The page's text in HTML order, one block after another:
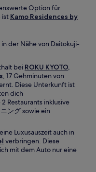
Option für
ist Kamo Residences by
der Nähe von Daitokuji-
bei ROKU KYOTO,
, 17 Gehminuten von
Diese Unterkunft ist
dich
Restaurants inklusive
ング sowie ein
Luxusauszeit auch in
verbringen. Diese
mit dem Auto nur eine